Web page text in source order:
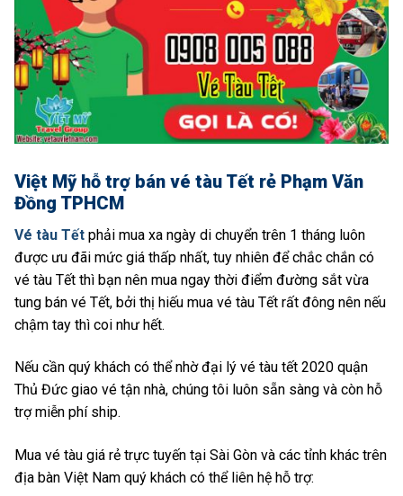
Việt Mỹ hỗ trợ bán vé tàu Tết rẻ Phạm Văn
Đồng TPHCM
Vé tàu Tết phải mua xa ngày di chuyển trên 1 tháng luôn
được ưu đãi mức giá thấp nhất, tuy nhiên để chắc chắn có
vé tàu Tết thì bạn nên mua ngay thời điểm đường sắt vừa
tung bán vé Tết, bởi thị hiếu mua vé tàu Tết rất đông nên nếu
chậm tay thì coi như hết.
Nếu cần quý khách có thể nhờ đại lý vé tàu tết 2020 quận
Thủ Đức giao vé tận nhà, chúng tôi luôn sẵn sàng và còn hỗ
trợ miễn phí ship.
Mua vé tàu giá rẻ trực tuyến tại Sài Gòn và các tỉnh khác trên
địa bàn Việt Nam quý khách có thể liên hệ hỗ trợ: